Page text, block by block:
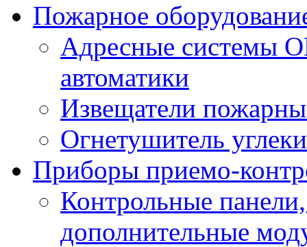
Пожарное
Адресные системы
автоматики
Извещатели
Огнетушитель
Приборы приемо-
Контрольные
дополнительные